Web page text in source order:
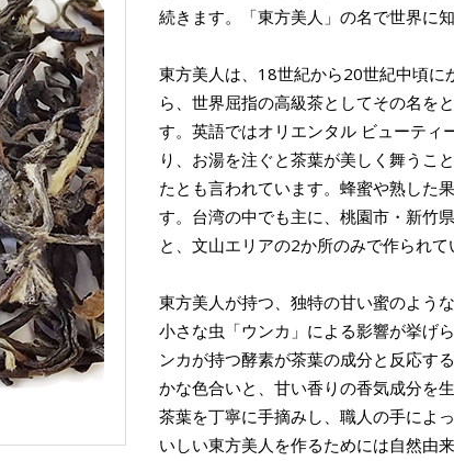
続きます。「東方美人」の名で世界に
東方美人は、18世紀から20世紀中頃に
ら、世界屈指の高級茶としてその名を
す。英語ではオリエンタル ビューティ
り、お湯を注ぐと茶葉が美しく舞うこ
たとも言われています。蜂蜜や熟した
す。台湾の中でも主に、桃園市・新竹
と、文山エリアの2か所のみで作られて
東方美人が持つ、独特の甘い蜜のよう
小さな虫「ウンカ」による影響が挙げ
ンカが持つ酵素が茶葉の成分と反応す
かな色合いと、甘い香りの香気成分を
茶葉を丁寧に手摘みし、職人の手によ
いしい東方美人を作るためには自然由